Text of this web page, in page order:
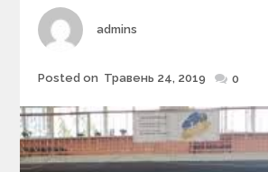
i
e
Author
admins
Posted
Posted on Травень 24, 2019 0